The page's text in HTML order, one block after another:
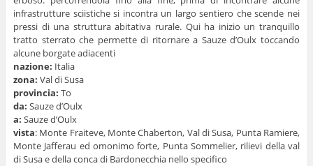
infrastrutture sciistiche si incontra un largo sentiero che scende nei
pressi di una struttura abitativa rurale. Qui ha inizio un tranquillo
tratto sterrato che permette di ritornare a Sauze d’Oulx toccando
alcune borgate adiacenti
nazione: Italia
zona: Val di Susa
provincia: To
da: Sauze d’Oulx
a: Sauze d’Oulx
vista: Monte Fraiteve, Monte Chaberton, Val di Susa, Punta Ramiere,
Monte Jafferau ed omonimo forte, Punta Sommelier, rilievi della val
di Susa e della conca di Bardonecchia nello specifico